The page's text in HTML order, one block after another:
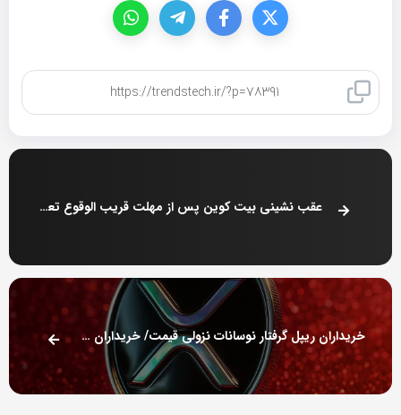
عقب نشینی بیت کوین پس از مهلت قریب الوقوع تعرفه های ترامپ
خریداران ریپل گرفتار نوسانات نزولی قیمت/ خریداران چقدر ضرر کردند؟